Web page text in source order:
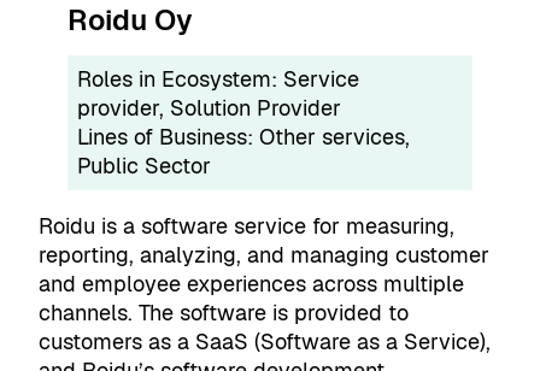
Roidu Oy
Roles in Ecosystem: Service
provider, Solution Provider
Lines of Business: Other services
Public Sector
Roidu is a software service for measuring,
reporting, analyzing, and managing customer
and employee experiences across multiple
channels. The software is provided to
customers as a SaaS (Software as a Service),